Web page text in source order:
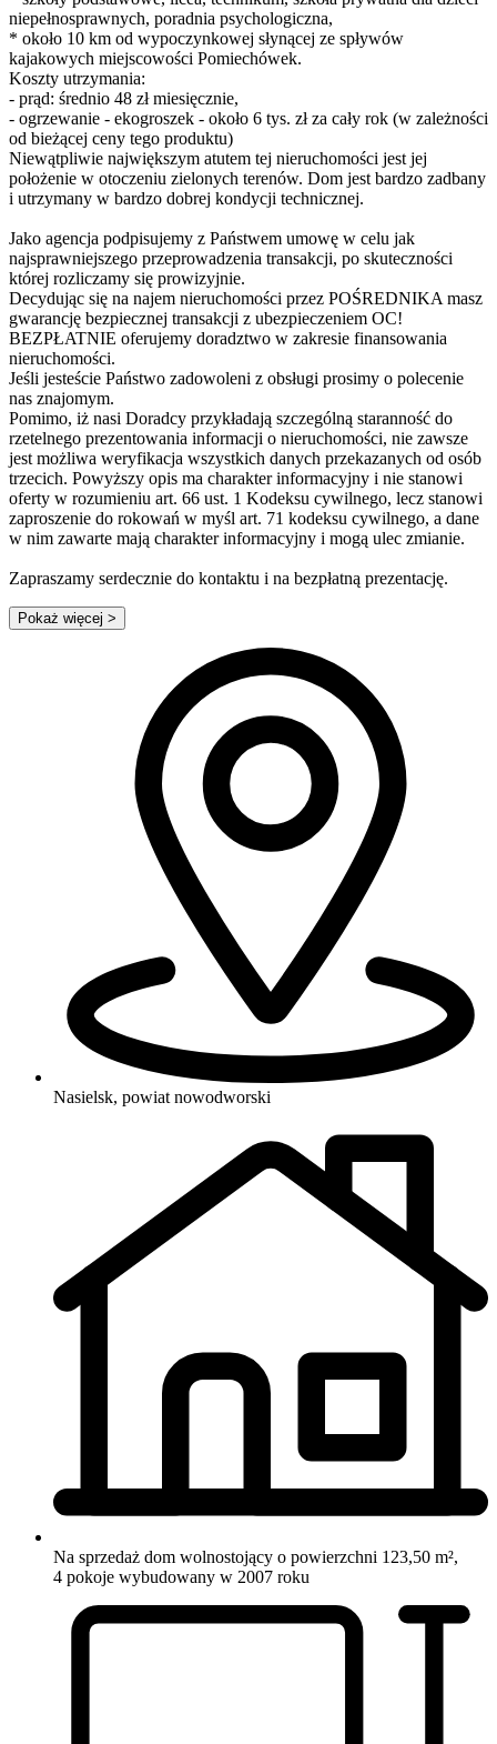
niepełnosprawnych, poradnia psychologiczna,
* około 10 km od wypoczynkowej słynącej ze spływów
kajakowych miejscowości Pomiechówek.
Koszty utrzymania:
- prąd: średnio 48 zł miesięcznie,
- ogrzewanie - ekogroszek - około 6 tys. zł za cały rok (w zależności
od bieżącej ceny tego produktu)
Niewątpliwie największym atutem tej nieruchomości jest jej
położenie w otoczeniu zielonych terenów. Dom jest bardzo zadbany
i utrzymany w bardzo dobrej kondycji technicznej.
Jako agencja podpisujemy z Państwem umowę w celu jak
najsprawniejszego przeprowadzenia transakcji, po skuteczności
której rozliczamy się prowizyjnie.
Decydując się na najem nieruchomości przez POŚREDNIKA masz
gwarancję bezpiecznej transakcji z ubezpieczeniem OC!
BEZPŁATNIE oferujemy doradztwo w zakresie finansowania
nieruchomości.
Jeśli jesteście Państwo zadowoleni z obsługi prosimy o polecenie
nas znajomym.
Pomimo, iż nasi Doradcy przykładają szczególną staranność do
rzetelnego prezentowania informacji o nieruchomości, nie zawsze
jest możliwa weryfikacja wszystkich danych przekazanych od osób
trzecich. Powyższy opis ma charakter informacyjny i nie stanowi
oferty w rozumieniu art. 66 ust. 1 Kodeksu cywilnego, lecz stanowi
zaproszenie do rokowań w myśl art. 71 kodeksu cywilnego, a dane
w nim zawarte mają charakter informacyjny i mogą ulec zmianie.
Zapraszamy serdecznie do kontaktu i na bezpłatną prezentację.
Pokaż więcej >
Nasielsk, powiat nowodworski
Na sprzedaż dom wolnostojący o powierzchni 123,50 m²,
4 pokoje wybudowany w 2007 roku